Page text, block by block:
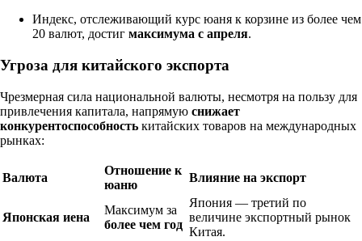
Индекс, отслеживающий курс юаня к корзине из более чем
20 валют, достиг максимума с апреля.
Угроза для китайского экспорта
Чрезмерная сила национальной валюты, несмотря на пользу для
привлечения капитала, напрямую снижает
конкурентоспособность китайских товаров на международных
рынках:
Валюта
Отношение к
юаню
Влияние на экспорт
Японская иена
Максимум за
более чем год
Япония — третий по
величине экспортный рынок
Китая.